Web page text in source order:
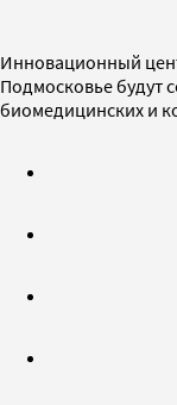
Инновационный
Подмосковье будут
биомедицинских и